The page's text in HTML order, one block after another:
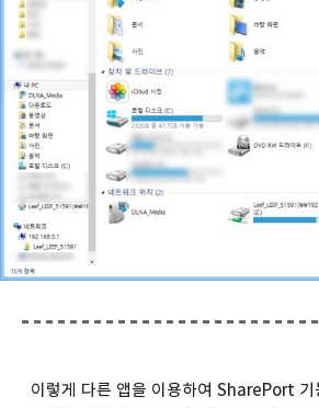
이렇게 다른 앱을 이용하여 SharePort 기